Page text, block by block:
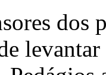
dos